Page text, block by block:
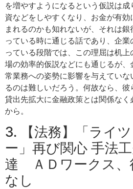
を増やすようになるという仮説は
資などをしやすくなり、お金が有
まれるのかも知れないが、それは
っている時に通じる話であり、企
っている段階では、この理屈は机
場の効率的仮説などにも通じるが、
常業務への姿勢に影響を与えてい
るのは難しいだろう。何故なら、
貸出先拡大に金融政策とは関係な
から。
3. 【法務】「ライ
ー」再び関心 手法
達 ＡＤワークス、
なし